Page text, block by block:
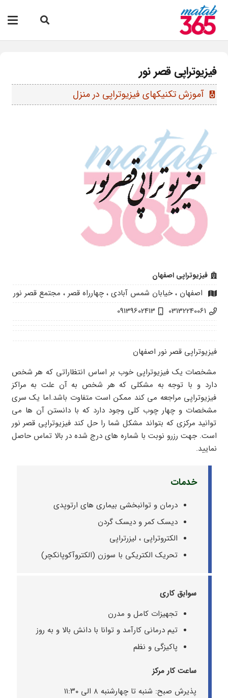
فیزیوتراپی قصر نور
speaker آموزش تکنیکهای فیزیوتراپی در منزل
فیزیوتراپی اصفهان
اصفهان ، خیابان شمس آبادی ، چهارراه قصر ، مجتمع قصر نور
03132240061
09139602413
فیزیوتراپی قصر نور اصفهان
مشخصات یک فیزیوتراپی خوب بر اساس انتظاراتی که هر شخص
دارد و با توجه به مشکلی که هر شخص به آن علت به مراکز
فیزیوتراپی مراجعه می کند ممکن است متفاوت باشد.اما یک سری
مشخصات و چهار چوب کلی وجود دارد که با دانستن آن ها می
توانید مرکزی که بتواند مشکل شما را حل کند فیزیوتراپی قصر نور
است. جهت رزرو نوبت با شماره های درج شده در بالا تماس حاصل
نمایید.
خدمات
درمان و توانبخشی بیماری های ارتوپدی
دیسک کمر و دیسک گردن
الکتروتراپی ، لیزرتراپی
تحریک الکتریکی با سوزن (الکتروآکوپانکچر)
سوابق کاری
تجهیزات کامل و مدرن
تیم درمانی کارآمد و توانا با دانش بالا و به‌ روز
پاکیزگی و نظم
ساعت کار مرکز
پذیرش صبح: شنبه تا چهارشنبه ۸ الی ۱۱:۳۰